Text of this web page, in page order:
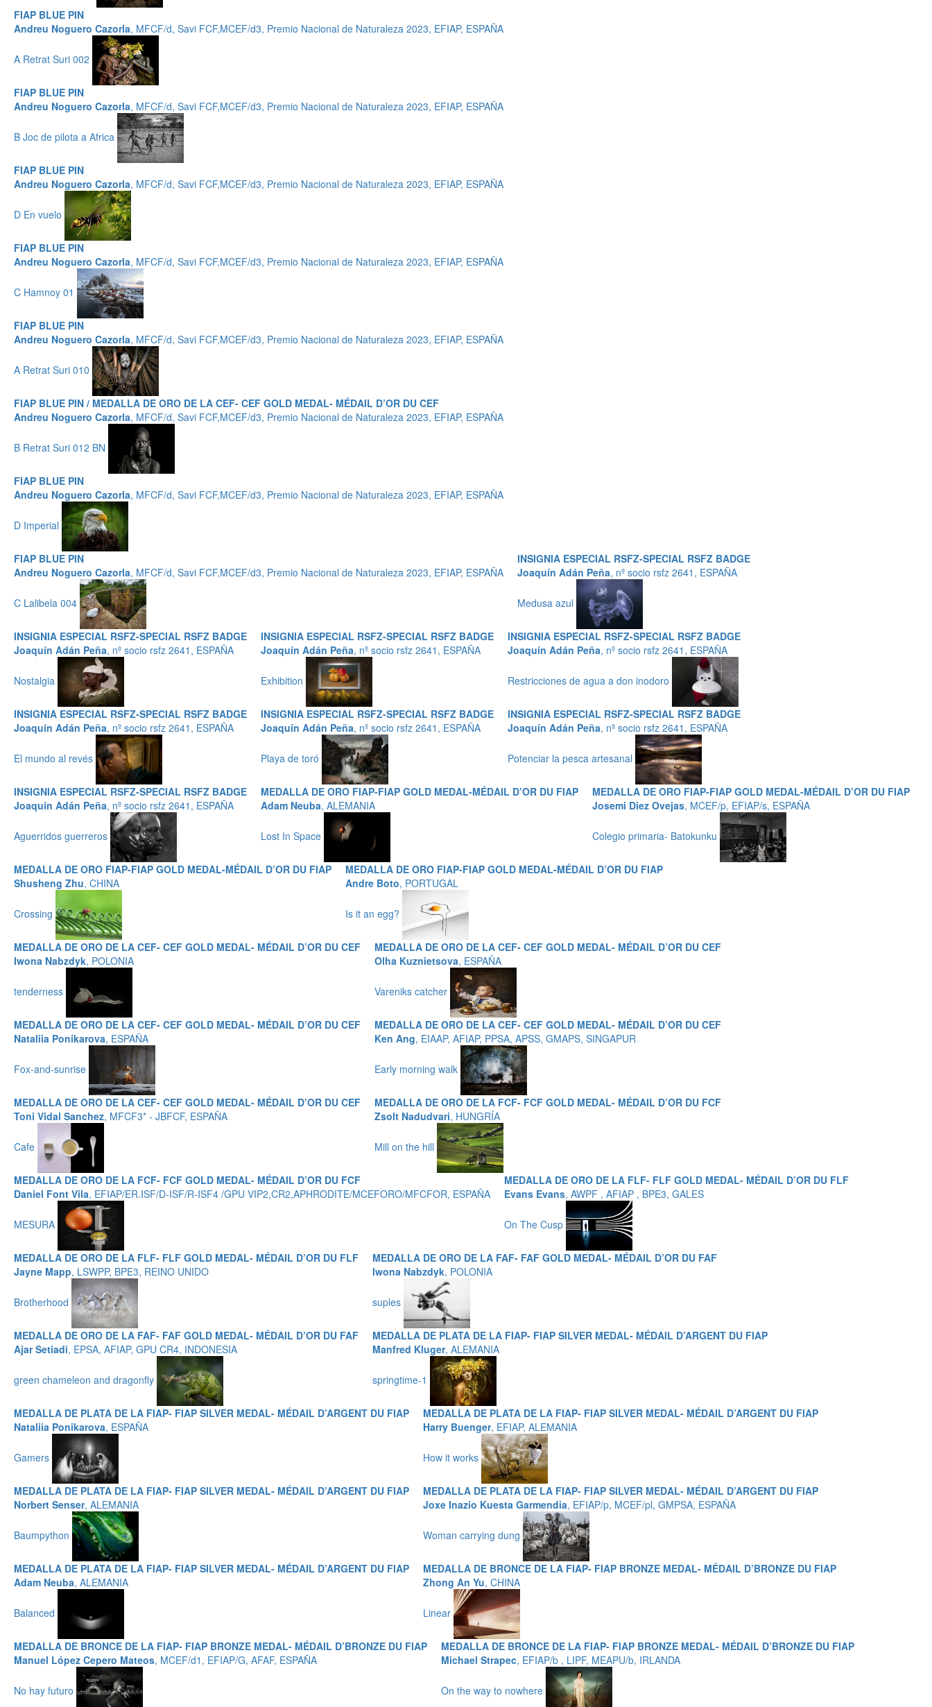
FIAP BLUE PIN
Andreu Noguero Cazorla, MFCF/d, Savi FCF,MCEF/d3, Premio Nacional de Naturaleza 2023, EFIAP, ESPAÑA
A Retrat Suri 002
FIAP BLUE PIN
Andreu Noguero Cazorla, MFCF/d, Savi FCF,MCEF/d3, Premio Nacional de Naturaleza 2023, EFIAP, ESPAÑA
B Joc de pilota a Africa
FIAP BLUE PIN
Andreu Noguero Cazorla, MFCF/d, Savi FCF,MCEF/d3, Premio Nacional de Naturaleza 2023, EFIAP, ESPAÑA
D En vuelo
FIAP BLUE PIN
Andreu Noguero Cazorla, MFCF/d, Savi FCF,MCEF/d3, Premio Nacional de Naturaleza 2023, EFIAP, ESPAÑA
C Hamnoy 01
FIAP BLUE PIN
Andreu Noguero Cazorla, MFCF/d, Savi FCF,MCEF/d3, Premio Nacional de Naturaleza 2023, EFIAP, ESPAÑA
A Retrat Suri 010
FIAP BLUE PIN / MEDALLA DE ORO DE LA CEF- CEF GOLD MEDAL- MÉDAIL D’OR DU CEF
Andreu Noguero Cazorla, MFCF/d, Savi FCF,MCEF/d3, Premio Nacional de Naturaleza 2023, EFIAP, ESPAÑA
B Retrat Suri 012 BN
FIAP BLUE PIN
Andreu Noguero Cazorla, MFCF/d, Savi FCF,MCEF/d3, Premio Nacional de Naturaleza 2023, EFIAP, ESPAÑA
D Imperial
FIAP BLUE PIN
Andreu Noguero Cazorla, MFCF/d, Savi FCF,MCEF/d3, Premio Nacional de Naturaleza 2023, EFIAP, ESPAÑA
C Lalibela 004
INSIGNIA ESPECIAL RSFZ-SPECIAL RSFZ BADGE
Joaquín Adán Peña, nº socio rsfz 2641, ESPAÑA
Medusa azul
INSIGNIA ESPECIAL RSFZ-SPECIAL RSFZ BADGE
Joaquín Adán Peña, nº socio rsfz 2641, ESPAÑA
Nostalgia
INSIGNIA ESPECIAL RSFZ-SPECIAL RSFZ BADGE
Joaquín Adán Peña, nº socio rsfz 2641, ESPAÑA
Exhibition
INSIGNIA ESPECIAL RSFZ-SPECIAL RSFZ BADGE
Joaquín Adán Peña, nº socio rsfz 2641, ESPAÑA
Restricciones de agua a don inodoro
INSIGNIA ESPECIAL RSFZ-SPECIAL RSFZ BADGE
Joaquín Adán Peña, nº socio rsfz 2641, ESPAÑA
El mundo al revés
INSIGNIA ESPECIAL RSFZ-SPECIAL RSFZ BADGE
Joaquín Adán Peña, nº socio rsfz 2641, ESPAÑA
Playa de toró
INSIGNIA ESPECIAL RSFZ-SPECIAL RSFZ BADGE
Joaquín Adán Peña, nº socio rsfz 2641, ESPAÑA
Potenciar la pesca artesanal
INSIGNIA ESPECIAL RSFZ-SPECIAL RSFZ BADGE
Joaquín Adán Peña, nº socio rsfz 2641, ESPAÑA
Aguerridos guerreros
MEDALLA DE ORO FIAP-FIAP GOLD MEDAL-MÉDAIL D’OR DU FIAP
Adam Neuba, ALEMANIA
Lost In Space
MEDALLA DE ORO FIAP-FIAP GOLD MEDAL-MÉDAIL D’OR DU FIAP
Josemi Diez Ovejas, MCEF/p, EFIAP/s, ESPAÑA
Colegio primaria- Batokunku
MEDALLA DE ORO FIAP-FIAP GOLD MEDAL-MÉDAIL D’OR DU FIAP
Shusheng Zhu, CHINA
Crossing
MEDALLA DE ORO FIAP-FIAP GOLD MEDAL-MÉDAIL D’OR DU FIAP
Andre Boto, PORTUGAL
Is it an egg?
MEDALLA DE ORO DE LA CEF- CEF GOLD MEDAL- MÉDAIL D’OR DU CEF
Iwona Nabzdyk, POLONIA
tenderness
MEDALLA DE ORO DE LA CEF- CEF GOLD MEDAL- MÉDAIL D’OR DU CEF
Olha Kuznietsova, ESPAÑA
Vareniks catcher
MEDALLA DE ORO DE LA CEF- CEF GOLD MEDAL- MÉDAIL D’OR DU CEF
Nataliia Ponikarova, ESPAÑA
Fox-and-sunrise
MEDALLA DE ORO DE LA CEF- CEF GOLD MEDAL- MÉDAIL D’OR DU CEF
Ken Ang, EIAAP, AFIAP, PPSA, APSS, GMAPS, SINGAPUR
Early morning walk
MEDALLA DE ORO DE LA CEF- CEF GOLD MEDAL- MÉDAIL D’OR DU CEF
Toni Vidal Sanchez, MFCF3* - JBFCF, ESPAÑA
Cafe
MEDALLA DE ORO DE LA FCF- FCF GOLD MEDAL- MÉDAIL D’OR DU FCF
Zsolt Nadudvari, HUNGRÍA
Mill on the hill
MEDALLA DE ORO DE LA FCF- FCF GOLD MEDAL- MÉDAIL D’OR DU FCF
Daniel Font Vila, EFIAP/ER.ISF/D-ISF/R-ISF4 /GPU VIP2,CR2,APHRODITE/MCEFORO/MFCFOR, ESPAÑA
MESURA
MEDALLA DE ORO DE LA FLF- FLF GOLD MEDAL- MÉDAIL D’OR DU FLF
Evans Evans, AWPF , AFIAP , BPE3, GALES
On The Cusp
MEDALLA DE ORO DE LA FLF- FLF GOLD MEDAL- MÉDAIL D’OR DU FLF
Jayne Mapp, LSWPP, BPE3, REINO UNIDO
Brotherhood
MEDALLA DE ORO DE LA FAF- FAF GOLD MEDAL- MÉDAIL D’OR DU FAF
Iwona Nabzdyk, POLONIA
suples
MEDALLA DE ORO DE LA FAF- FAF GOLD MEDAL- MÉDAIL D’OR DU FAF
Ajar Setiadi, EPSA, AFIAP, GPU CR4, INDONESIA
green chameleon and dragonfly
MEDALLA DE PLATA DE LA FIAP- FIAP SILVER MEDAL- MÉDAIL D’ARGENT DU FIAP
Manfred Kluger, ALEMANIA
springtime-1
MEDALLA DE PLATA DE LA FIAP- FIAP SILVER MEDAL- MÉDAIL D’ARGENT DU FIAP
Nataliia Ponikarova, ESPAÑA
Gamers
MEDALLA DE PLATA DE LA FIAP- FIAP SILVER MEDAL- MÉDAIL D’ARGENT DU FIAP
Harry Buenger, EFIAP, ALEMANIA
How it works
MEDALLA DE PLATA DE LA FIAP- FIAP SILVER MEDAL- MÉDAIL D’ARGENT DU FIAP
Norbert Senser, ALEMANIA
Baumpython
MEDALLA DE PLATA DE LA FIAP- FIAP SILVER MEDAL- MÉDAIL D’ARGENT DU FIAP
Joxe Inazio Kuesta Garmendia, EFIAP/p, MCEF/pl, GMPSA, ESPAÑA
Woman carrying dung
MEDALLA DE PLATA DE LA FIAP- FIAP SILVER MEDAL- MÉDAIL D’ARGENT DU FIAP
Adam Neuba, ALEMANIA
Balanced
MEDALLA DE BRONCE DE LA FIAP- FIAP BRONZE MEDAL- MÉDAIL D’BRONZE DU FIAP
Zhong An Yu, CHINA
Linear
MEDALLA DE BRONCE DE LA FIAP- FIAP BRONZE MEDAL- MÉDAIL D’BRONZE DU FIAP
Manuel López Cepero Mateos, MCEF/d1, EFIAP/G, AFAF, ESPAÑA
No hay futuro
MEDALLA DE BRONCE DE LA FIAP- FIAP BRONZE MEDAL- MÉDAIL D’BRONZE DU FIAP
Michael Strapec, EFIAP/b , LIPF, MEAPU/b, IRLANDA
On the way to nowhere